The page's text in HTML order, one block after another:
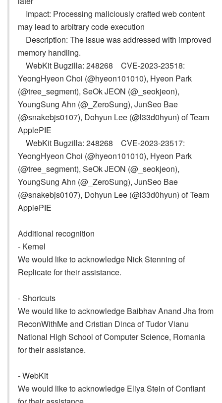
Impact: Processing maliciously crafted web content
may lead to arbitrary code execution
Description: The issue was addressed with improved
memory handling.
WebKit Bugzilla: 248268 CVE-2023-23518:
YeongHyeon Choi (@hyeon101010), Hyeon Park
(@tree_segment), SeOk JEON (@_seokjeon),
YoungSung Ahn (@_ZeroSung), JunSeo Bae
(@snakebjs0107), Dohyun Lee (@l33d0hyun) of Team
ApplePIE
WebKit Bugzilla: 248268 CVE-2023-23517:
YeongHyeon Choi (@hyeon101010), Hyeon Park
(@tree_segment), SeOk JEON (@_seokjeon),
YoungSung Ahn (@_ZeroSung), JunSeo Bae
(@snakebjs0107), Dohyun Lee (@l33d0hyun) of Team
ApplePIE
Additional recognition
- Kernel
We would like to acknowledge Nick Stenning of
Replicate for their assistance.
- Shortcuts
We would like to acknowledge Baibhav Anand Jha from
ReconWithMe and Cristian Dinca of Tudor Vianu
National High School of Computer Science, Romania
for their assistance.
- WebKit
We would like to acknowledge Eliya Stein of Confiant